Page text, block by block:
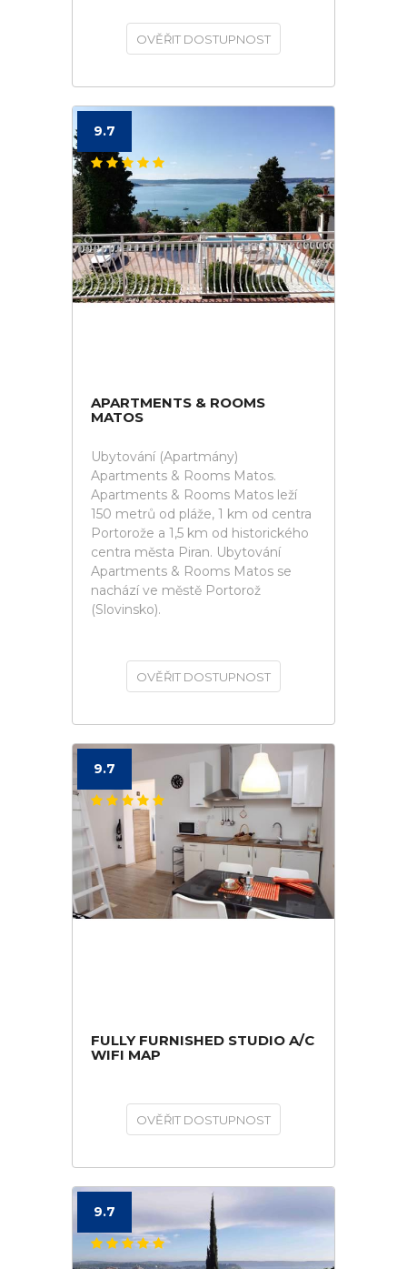
OVĚŘIT DOSTUPNOST
9.7
APARTMENTS & ROOMS
MATOS
Ubytování (Apartmány)
Apartments & Rooms Matos.
Apartments & Rooms Matos leží
150 metrů od pláže, 1 km od centra
Portorože a 1,5 km od historického
centra města Piran. Ubytování
Apartments & Rooms Matos se
nachází ve městě Portorož
(Slovinsko).
OVĚŘIT DOSTUPNOST
9.7
FULLY FURNISHED STUDIO A/C
WIFI MAP
OVĚŘIT DOSTUPNOST
9.7